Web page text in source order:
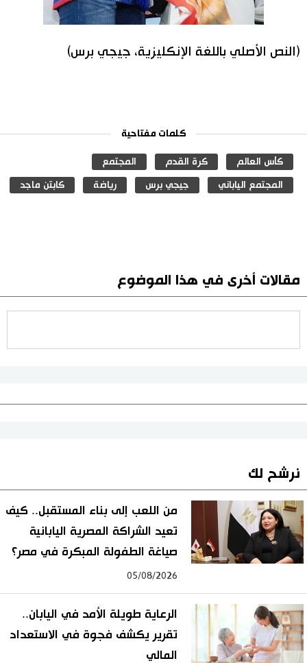
(النص الأصلي باللغة الإنكليزية، جيجي برس)
كلمات مفتاحية
كأس العالم كرة القدم المجتمع
المجتمع الياباني جيجي برس رياضة كابتن ماجد
مقالات أخرى في هذا الموضوع
نرشح لك
من اللعب إلى بناء المستقبل.. كيف
تعيد الشراكة المصرية اليابانية
صياغة الطفولة المبكرة في مصر؟
05/08/2026
الرعاية طويلة الأمد في اليابان..
تقرير يكشف فجوة في الاستعداد
المالي